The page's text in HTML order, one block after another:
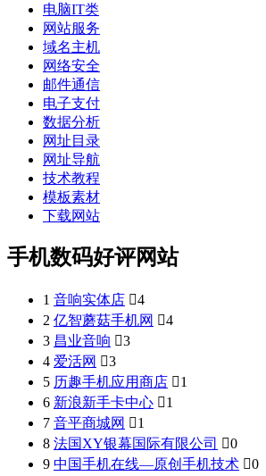
电脑IT类
网站服务
域名主机
网络安全
邮件通信
电子支付
数据分析
网址目录
网址导航
技术教程
模板素材
下载网站
手机数码好评网站
1 音响实体店 4
2 亿智蘑菇手机网 4
3 昌业音响 3
4 爱活网 3
5 历趣手机应用商店 1
6 新浪新手卡中心 1
7 音平商城网 1
8 法国XY银幕国际有限公司 0
9 中国手机在线—原创手机技术 0